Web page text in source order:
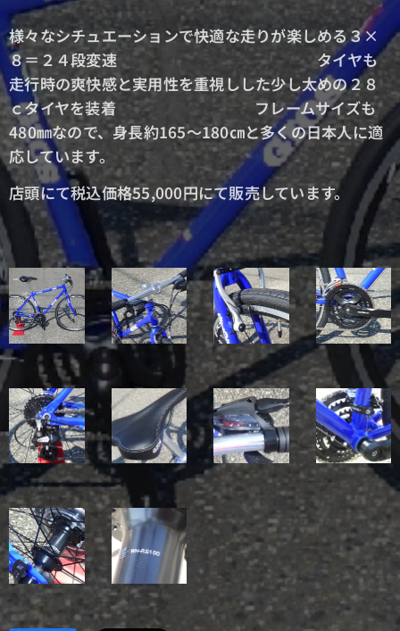
様々なシチュエーションで快適な走りが楽しめる３×
８＝２４段変速 タイヤも
走行時の爽快感と実用性を重視しした少し太めの２８
ｃタイヤを装着 フレームサイズも
480㎜なので、身長約165～180㎝と多くの日本人に適
応しています。
店頭にて税込価格55,000円にて販売しています。